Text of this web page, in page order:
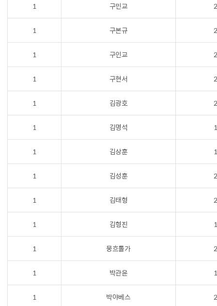
1 구민교
1 구본규
1 구인교
1 구현서
1 김광호
1 김명석
1 김상훈
1 김성훈
1 김태형
1 김형진
1 뭉흐톨가
1 박관윤
1 박야베스